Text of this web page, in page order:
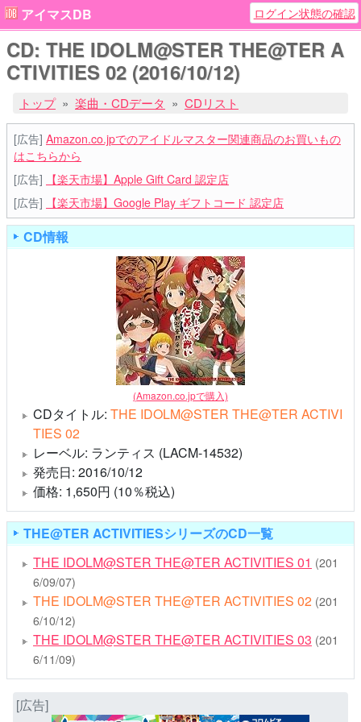
アイマスDB ログイン状態の確認
CD: THE IDOLM@STER THE@TER A
CTIVITIES 02 (2016/10/12)
トップ 楽曲・CDデータ CDリスト
[広告] Amazon.co.jpでのアイドルマスター関連商品のお買いもの
はこちらから
[広告]
【楽天市場】Apple Gift Card 認定店
[広告]
【楽天市場】Google Play ギフトコード 認定店
CD情報
(Amazon.co.jpで購入)
CDタイトル: THE IDOLM@STER THE@TER ACTIVI
TIES 02
レーベル: ランティス (LACM-14532)
発売日: 2016/10/12
価格: 1,650円 (10％税込)
THE@TER ACTIVITIESシリーズのCD一覧
THE IDOLM@STER THE@TER ACTIVITIES 01 (201
6/09/07)
THE IDOLM@STER THE@TER ACTIVITIES 02 (201
6/10/12)
THE IDOLM@STER THE@TER ACTIVITIES 03 (201
6/11/09)
[広告]